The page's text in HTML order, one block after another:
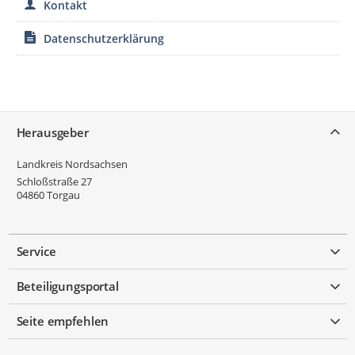
Kontakt
Datenschutzerklärung
Herausgeber
Landkreis Nordsachsen
Schloßstraße 27
04860Torgau
Service
Beteiligungsportal
Seite empfehlen